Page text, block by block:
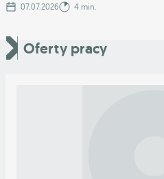
07.07.2026 4 min.
Oferty pracy